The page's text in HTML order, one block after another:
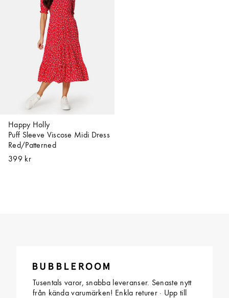
Happy Holly
Puff Sleeve Viscose Midi Dress
Red/Patterned
399 kr
Tusentals varor, snabba leveranser. Senaste nytt
från kända varumärken! Enkla returer · Upp till